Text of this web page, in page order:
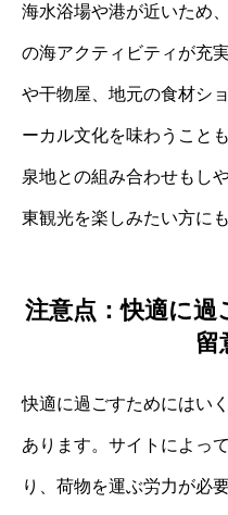
海水浴場や港が近いため
の海アクティビティが充
や干物屋、地元の食材シ
ーカル文化を味わうこと
泉地との組み合わせもし
東観光を楽しみたい方に
注意点：快適に過
留
快適に過ごすためにはい
あります。サイトによっ
り、荷物を運ぶ労力が必